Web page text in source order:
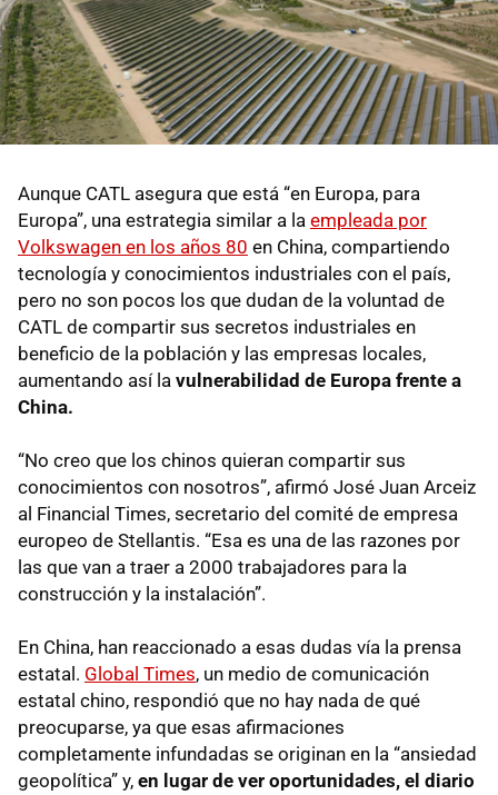
Aunque CATL asegura que está “en Europa, para
Europa”, una estrategia similar a la empleada por
Volkswagen en los años 80 en China, compartiendo
tecnología y conocimientos industriales con el país,
pero no son pocos los que dudan de la voluntad de
CATL de compartir sus secretos industriales en
beneficio de la población y las empresas locales,
aumentando así la vulnerabilidad de Europa frente a
China.
“No creo que los chinos quieran compartir sus
conocimientos con nosotros”, afirmó José Juan Arceiz
al Financial Times, secretario del comité de empresa
europeo de Stellantis. “Esa es una de las razones por
las que van a traer a 2000 trabajadores para la
construcción y la instalación”.
En China, han reaccionado a esas dudas vía la prensa
estatal. Global Times, un medio de comunicación
estatal chino, respondió que no hay nada de qué
preocuparse, ya que esas afirmaciones
completamente infundadas se originan en la “ansiedad
geopolítica” y, en lugar de ver oportunidades, el diario